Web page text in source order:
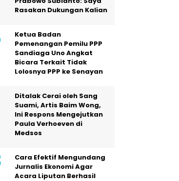
Rasakan Dukungan Kalian
Ketua Badan
Pemenangan Pemilu PPP
Sandiaga Uno Angkat
Bicara Terkait Tidak
Lolosnya PPP ke Senayan
Ditalak Cerai oleh Sang
Suami, Artis Baim Wong,
Ini Respons Mengejutkan
Paula Verhoeven di
Medsos
Cara Efektif Mengundang
Jurnalis Ekonomi Agar
Acara Liputan Berhasil